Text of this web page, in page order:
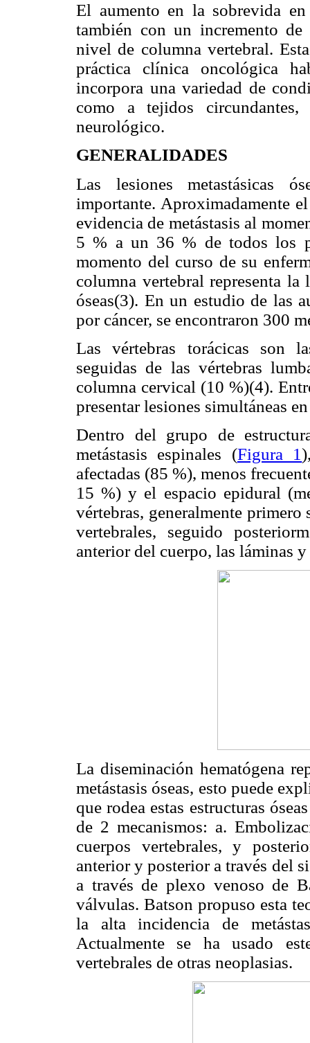
El aumento en la sobrevida
también con un incremento de
nivel de columna vertebral.
práctica clínica oncológica
incorpora una variedad de
como a tejidos
neurológico.
GENERALIDADES
Las lesiones metastásicas
importante. Aproximadamente
evidencia de metástasis al
5 % a un 36 % de todos los
momento del curso de su
columna vertebral representa la
óseas(3). En un estudio de las
por cáncer, se encontraron 300
Las vértebras torácicas son
seguidas de las vértebras
columna cervical (10 %)(4).
presentar lesiones simultáneas
Dentro del grupo de
metástasis espinales (Figura 1
afectadas (85 %), menos
15 %) y el espacio epidural
vértebras, generalmente
vertebrales, seguido
anterior del cuerpo, las láminas
La diseminación hematógena
metástasis óseas, esto puede
que rodea estas estructuras
de 2 mecanismos: a.
cuerpos vertebrales, y
anterior y posterior a través del
a través de plexo venoso de
válvulas. Batson propuso esta
la alta incidencia de
Actualmente se ha usado
vertebrales de otras neoplasias.